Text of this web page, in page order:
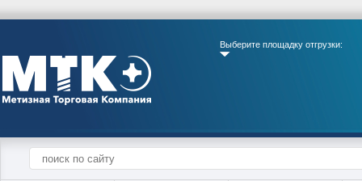
Выберите площадку отгрузки: